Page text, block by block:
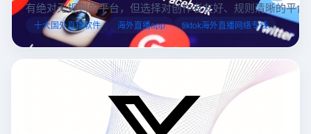
有绝对无规则的平台，但选择对创作者友好、规则清晰的平台
业工具规避风险，能显著降低封号概率。以下推荐十大国外
台，并结合云登多开浏览器的功能，详解如何安全高效运营。
十大国外直播软件 海外直播app tiktok海外直播网络专线